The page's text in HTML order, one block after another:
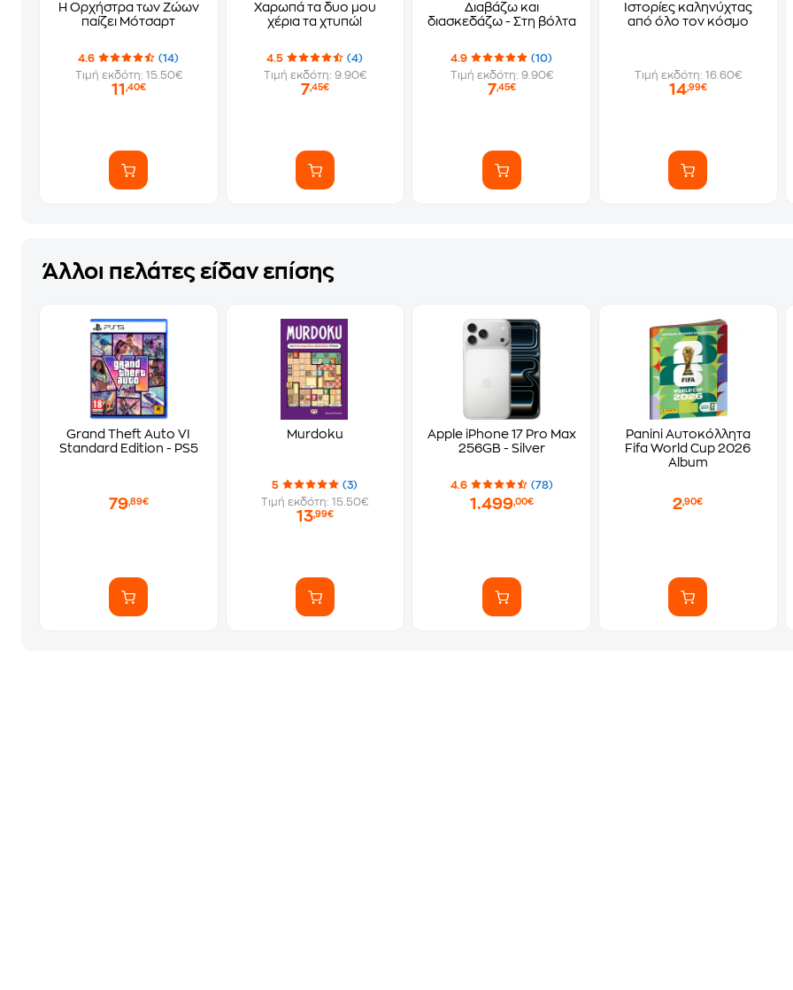
Η Ορχήστρα των Ζώων
παίζει Μότσαρτ
4.6
(14)
Τιμή εκδότη: 15.50€
11 ,40€
Χαρωπά τα δυο μου
χέρια τα χτυπώ!
4.5
(4)
Τιμή εκδότη: 9.90€
7,45€
Διαβάζω και
διασκεδάζω - Στη βόλτα
4.9
(10)
Τιμή εκδότη: 9.90€
7,45€
Ιστορίες καληνύχτας
από όλο τον κόσμο
Τιμή εκδότη: 16.60€
14,99€
Άλλοι πελάτες είδαν επίσης
Grand Theft Auto VI
Standard Edition - PS5
79,89€
Murdoku
5
(3)
Τιμή εκδότη: 15.50€
13,99€
Apple iPhone 17 Pro Max
256GB - Silver
4.6 (78)
1.499,00€
Panini Αυτοκόλλητα
Fifa World Cup 2026
Album
2,90€